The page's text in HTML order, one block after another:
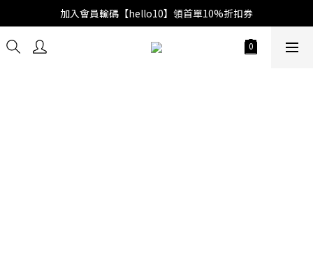
加入會員輸碼【hello10】領首單10%折扣券